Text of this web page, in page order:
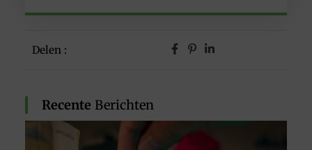
Delen :
Recente Berichten